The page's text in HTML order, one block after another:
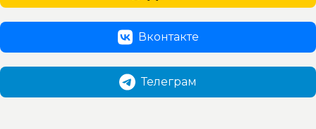
Вконтакте
Телеграм